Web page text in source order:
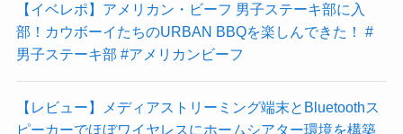
【イベレポ】アメリカン・ビーフ 男子ステーキ部に入
部！カウボーイたちのURBAN BBQを楽しんできた！ #
男子ステーキ部 #アメリカンビーフ
【レビュー】メディアストリーミング端末とBluetoothス
ピーカーでほぼワイヤレスにホームシアター環境を構築